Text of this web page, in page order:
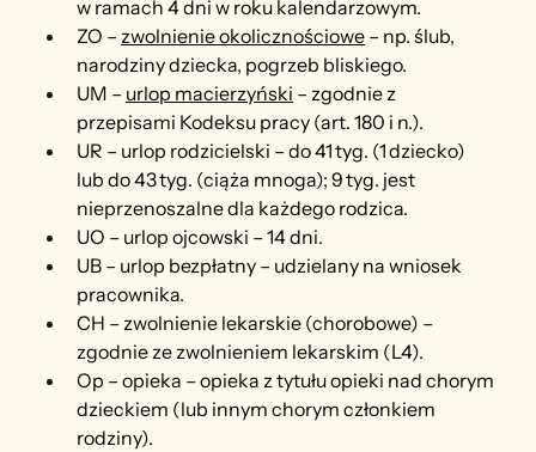
w ramach 4 dni w roku kalendarzowym.
ZO – zwolnienie okolicznościowe – np. ślub,
narodziny dziecka, pogrzeb bliskiego.
UM – urlop macierzyński – zgodnie z
przepisami Kodeksu pracy (art. 180 i n.).
UR – urlop rodzicielski – do 41 tyg. (1 dziecko)
lub do 43 tyg. (ciąża mnoga); 9 tyg. jest
nieprzenoszalne dla każdego rodzica.
UO – urlop ojcowski – 14 dni.
UB – urlop bezpłatny – udzielany na wniosek
pracownika.
CH – zwolnienie lekarskie (chorobowe) –
zgodnie ze zwolnieniem lekarskim (L4).
Op – opieka – opieka z tytułu opieki nad chorym
dzieckiem (lub innym chorym członkiem
rodziny).